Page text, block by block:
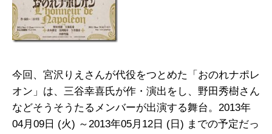
今回、宮沢りえさんが代役をつとめた「おのれナポレ
オン」は、三谷幸喜氏が作・演出をし、野田秀樹さん
などそうそうたるメンバーが出演する舞台。2013年
04月09日 (火) ～2013年05月12日 (日) までの予定だっ